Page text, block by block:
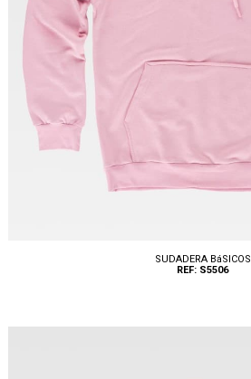
SUDADERA BáSICOS
REF: S5506